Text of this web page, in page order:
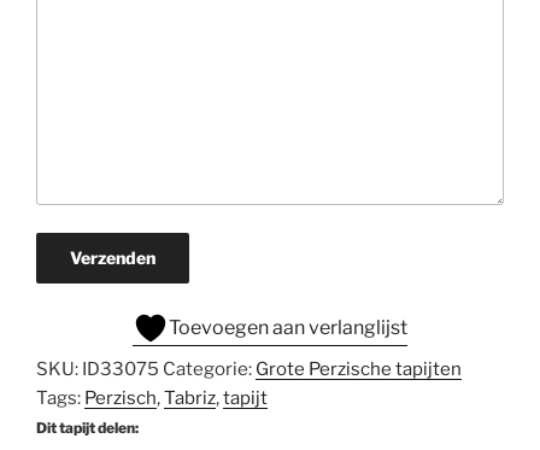
Verzenden
Toevoegen aan verlanglijst
SKU: ID33075 Categorie: Grote Perzische tapijten
Tags: Perzisch,Tabriz,tapijt
Dit tapijt delen: